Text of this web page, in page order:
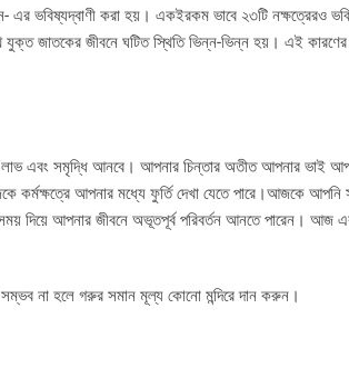
ভবিষ্যদ্বাণী করা হয়। একইরকম ভাবে ২৩টি নক্ষত্রেরও
যুক্ত জাতকের জীবনে ঘটিত স্থিতি ভিন্ন-ভিন্ন হয়। এই
লাভ এবং সমৃদ্ধি আনবে। আপনার চিন্তার অতীত আপনার ভাই
কর্মক্ষত্রে আপনার মধ্যে ফুর্তি দেখা যেতে পারে।আজকে
দিয়ে আপনার জীবনে অভূতপূর্ব পরিবর্তন আনতে পারেন। আজ
না হলে গরুর সমান মূল্য কোনো মন্দিরে দান করুন।